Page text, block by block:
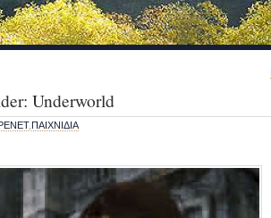
Underworld
, ΠΑΙΧΝΙΔΙΑ